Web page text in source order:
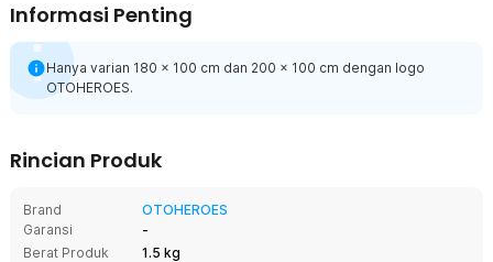
Informasi Penting
Hanya varian 180 x 100 cm dan 200 x 100 cm dengan logo
OTOHEROES.
Rincian Produk
Brand
OTOHEROES
Garansi
-
Berat Produk
1.5 kg